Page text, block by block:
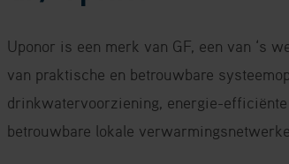
Uponor is een merk van GF, een van ‘s
van praktische en betrouwbare
drinkwatervoorziening, energie-
betrouwbare lokale